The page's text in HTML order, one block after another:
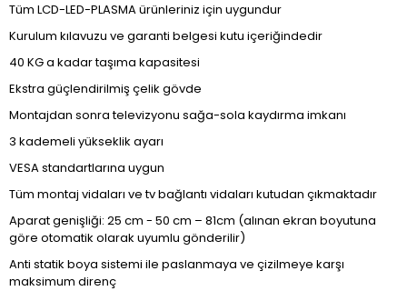
Tüm LCD-LED-PLASMA ürünleriniz için uygundur
Kurulum kılavuzu ve garanti belgesi kutu içeriğindedir
40 KG a kadar taşıma kapasitesi
Ekstra güçlendirilmiş çelik gövde
Montajdan sonra televizyonu sağa-sola kaydırma imkanı
3 kademeli yükseklik ayarı
VESA standartlarına uygun
Tüm montaj vidaları ve tv bağlantı vidaları kutudan çıkmaktadır
Aparat genişliği: 25 cm - 50 cm – 81cm (alınan ekran boyutuna
göre otomatik olarak uyumlu gönderilir)
Anti statik boya sistemi ile paslanmaya ve çizilmeye karşı
maksimum direnç